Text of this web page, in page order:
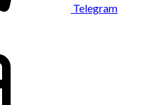
Telegram